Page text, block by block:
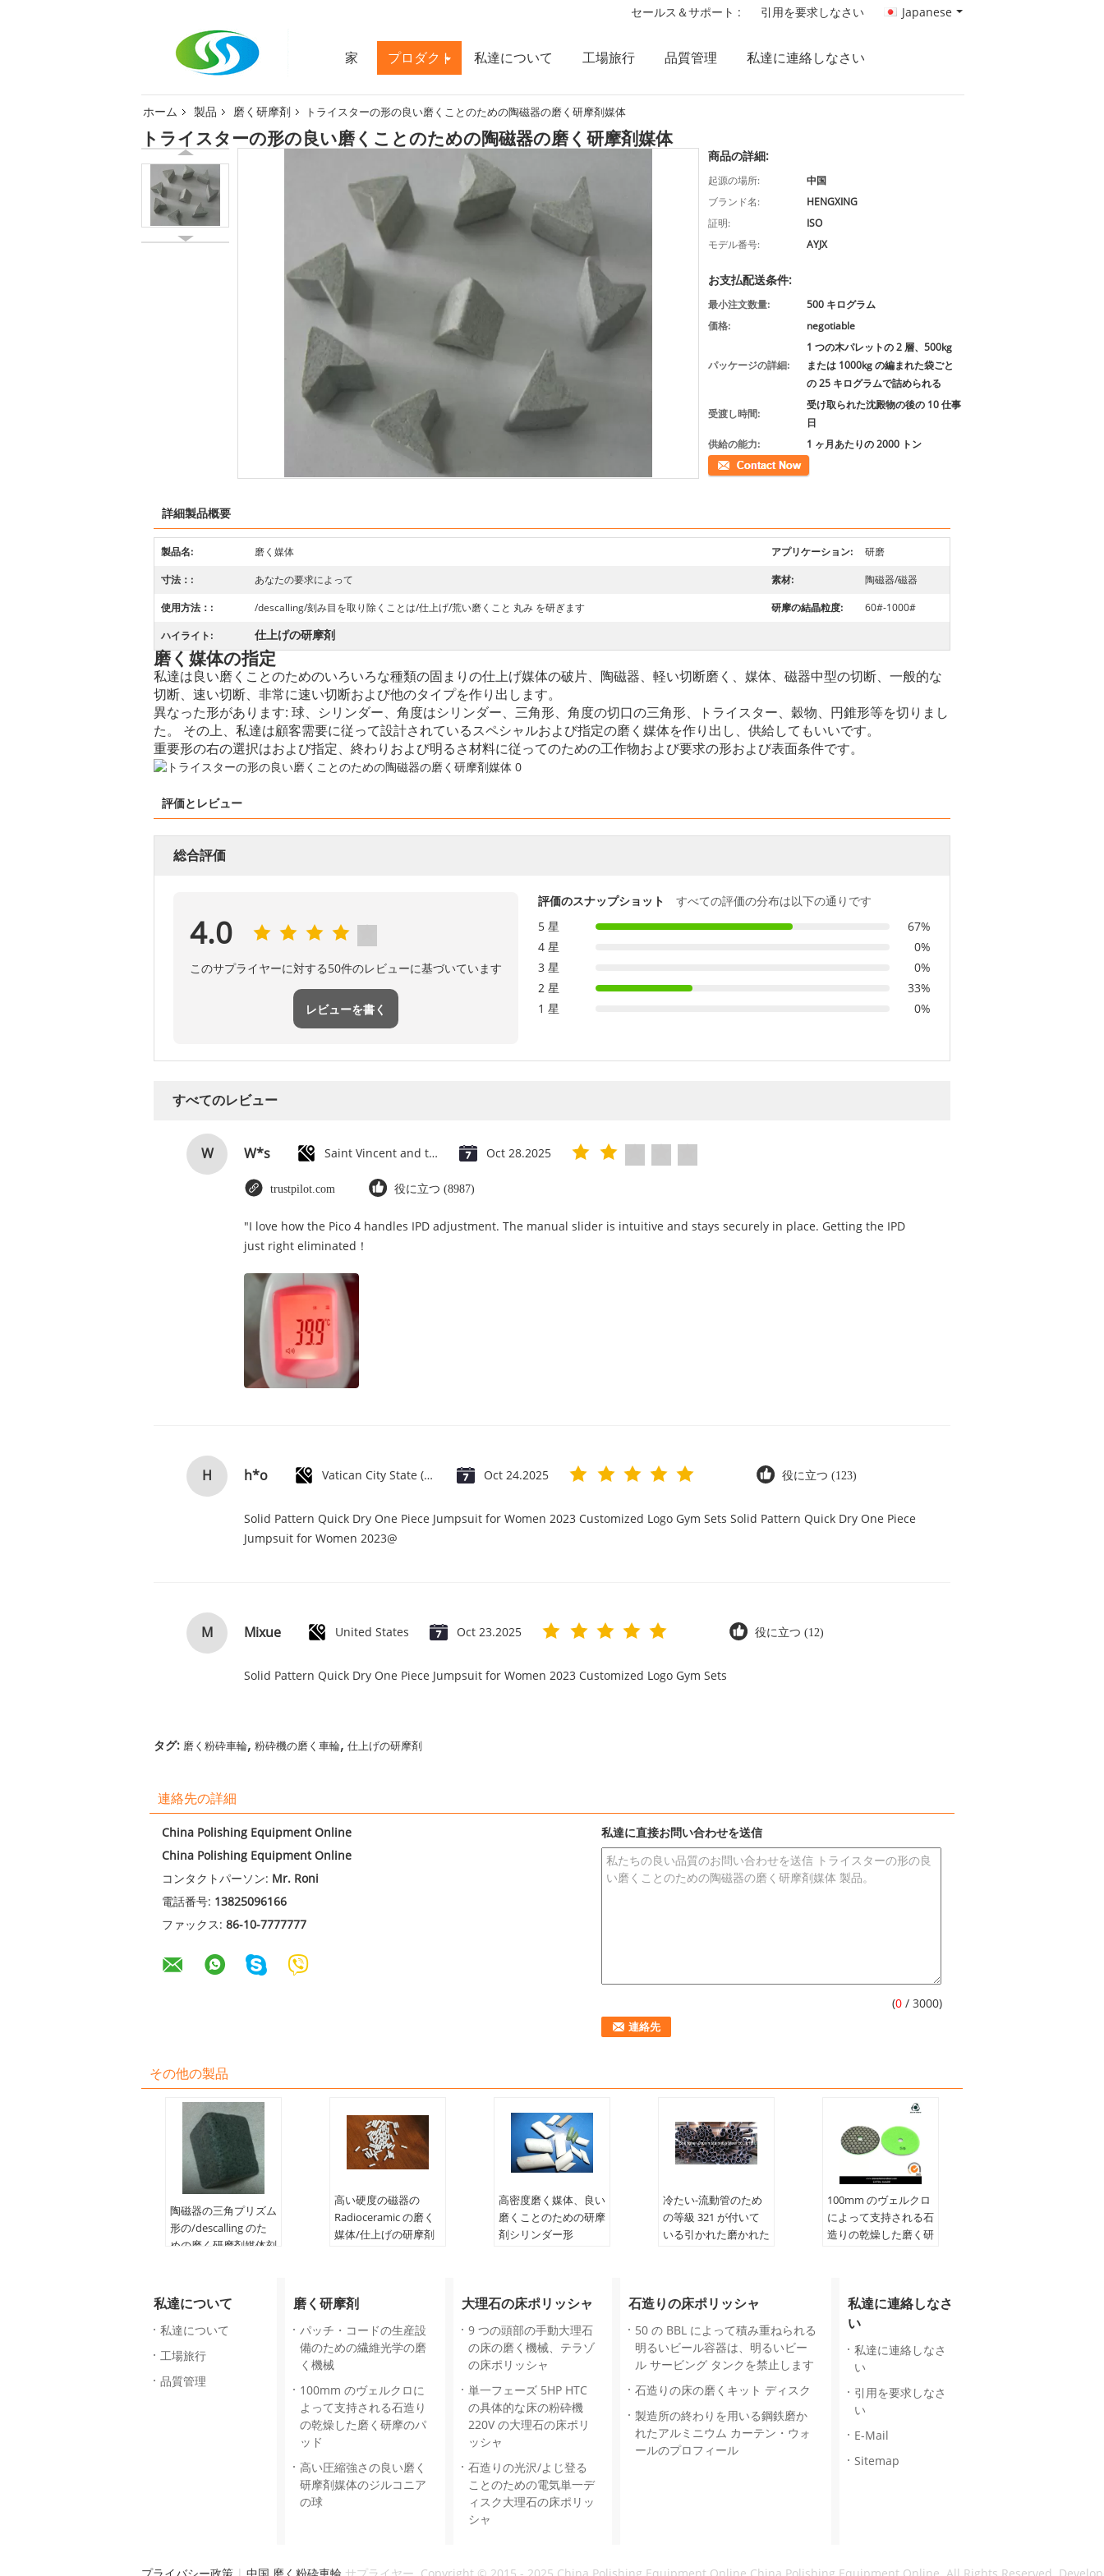
セールス＆サポート : 引用を要求しなさい Japanese
家 プロダクト 私達について 工場旅行 品質管理 私達に連絡しなさい
ホーム 製品 磨く研摩剤 トライスターの形の良い磨くことのための陶磁器の磨く研摩剤媒体
トライスターの形の良い磨くことのための陶磁器の磨く研摩剤媒体
商品の詳細:
起源の場所:
中国
ブランド名:
HENGXING
証明:
ISO
モデル番号:
AYJX
お支払配送条件:
最小注文数量:
500 キログラム
価格:
negotiable
パッケージの詳細:
1 つの木パレットの 2 層、500kg
または 1000kg の編まれた袋ごと
の 25 キログラムで詰められる
受渡し時間:
受け取られた沈殿物の後の 10 仕事
日
供給の能力:
1 ヶ月あたりの 2000 トン
連絡先
詳細製品概要
製品名: 磨く媒体 アプリケーション: 研磨
寸法：: あなたの要求によって 素材: 陶磁器/磁器
使用方法：: /descalling/刻み目を取り除くことは/仕上げ/荒い磨くこと 丸み を研ぎます 研摩の結晶粒度: 60#-1000#
ハイライト: 仕上げの研摩剤
磨く媒体の指定
私達は良い磨くことのためのいろいろな種類の固まりの仕上げ媒体の破片、陶磁器、軽い切断磨く、媒体、磁器中型の切断、一般的な
切断、速い切断、非常に速い切断および他のタイプを作り出します。
異なった形があります: 球、シリンダー、角度はシリンダー、三角形、角度の切口の三角形、トライスター、穀物、円錐形等を切りまし
た。 その上、私達は顧客需要に従って設計されているスペシャルおよび指定の磨く媒体を作り出し、供給してもいいです。
重要形の右の選択はおよび指定、終わりおよび明るさ材料に従ってのための工作物および要求の形および表面条件です。
評価とレビュー
総合評価
4.0
このサプライヤーに対する50件のレビューに基づいています
レビューを書く
評価のスナップショット
すべての評価の分布は以下の通りです
5 星
67%
4 星
0%
3 星
0%
2 星
33%
1 星
0%
すべてのレビュー
W W*s Saint Vincent and the Grenadines Oct 28.2025
trustpilot.com 役に立つ (8987)
"I love how the Pico 4 handles IPD adjustment. The manual slider is intuitive and stays securely in place. Getting the IPD
just right eliminated！
H h*o Vatican City State (Holy See) Oct 24.2025 役に立つ (123)
Solid Pattern Quick Dry One Piece Jumpsuit for Women 2023 Customized Logo Gym Sets Solid Pattern Quick Dry One Piece
Jumpsuit for Women 2023@
M Mixue United States Oct 23.2025 役に立つ (12)
Solid Pattern Quick Dry One Piece Jumpsuit for Women 2023 Customized Logo Gym Sets
タグ: 磨く粉砕車輪, 粉砕機の磨く車輪, 仕上げの研摩剤
連絡先の詳細
China Polishing Equipment Online
China Polishing Equipment Online
コンタクトパーソン: Mr. Roni
電話番号: 13825096166
ファックス: 86-10-7777777
私達に直接お問い合わせを送信
(0 / 3000)
その他の製品
陶磁器の三角プリズム
形の/descalling のた
めの磨く研摩剤媒体刻
アプリケーション:
磨
寸法：:
あなたの要求
によって
素材:セラミック
高い硬度の磁器の
Radioceramic の磨く
媒体/仕上げの研摩剤
磨
寸法：:
によって
素材:磁器
高密度磨く媒体、良い
磨くことのための研摩
剤シリンダー形
磨
寸法：:あなたの要求
によって
素材: 磁器
冷たい-流動管のため
の等級 321 が付いて
いる引かれた磨かれた
100mm のヴェルクロ
によって支持される石
造りの乾燥した磨く研
私達について
私達について
工場旅行
品質管理
磨く研摩剤
パッチ・コードの生産設
備のための繊維光学の磨
く機械
100mm のヴェルクロに
よって支持される石造り
の乾燥した磨く研摩のパ
ッド
高い圧縮強さの良い磨く
研摩剤媒体のジルコニア
の球
大理石の床ポリッシャ
9 つの頭部の手動大理石
の床の磨く機械、テラゾ
の床ポリッシャ
単一フェーズ 5HP HTC
の具体的な床の粉砕機
220V の大理石の床ポリ
ッシャ
石造りの光沢/よじ登る
ことのための電気単一デ
ィスク大理石の床ポリッ
シャ
石造りの床ポリッシャ
50 の BBL によって積み重ねられる
明るいビール容器は、明るいビー
ル サービング タンクを禁止します
石造りの床の磨くキット ディスク
製造所の終わりを用いる鋼鉄磨か
れたアルミニウム カーテン・ウォ
ールのプロフィール
私達に連絡しなさ
い
私達に連絡しなさ
い
引用を要求しなさ
い
E-Mail
Sitemap